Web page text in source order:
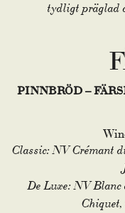
tydligt präglad
PINNBRÖD –
Classic: NV Crémant
De Luxe: NV Blanc